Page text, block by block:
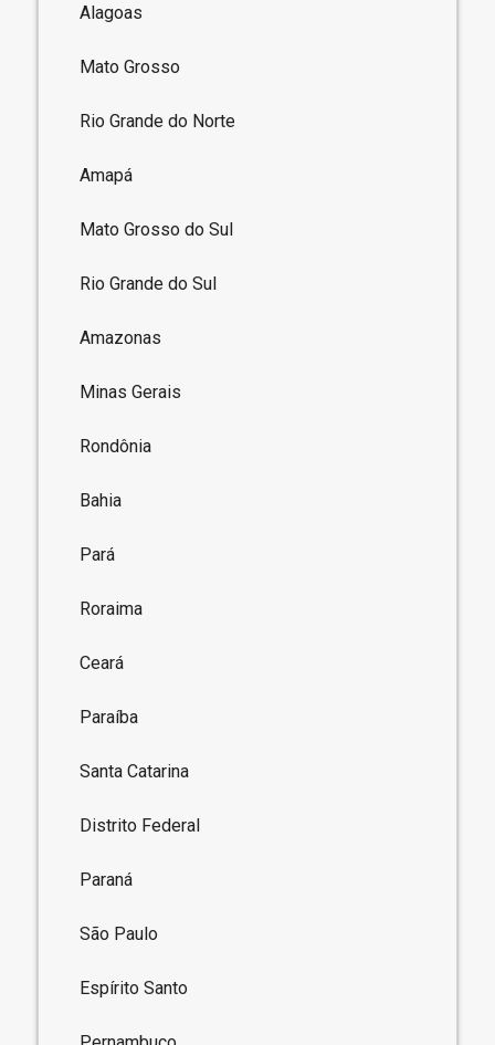
Alagoas
Mato Grosso
Rio Grande do Norte
Amapá
Mato Grosso do Sul
Rio Grande do Sul
Amazonas
Minas Gerais
Rondônia
Bahia
Pará
Roraima
Ceará
Paraíba
Santa Catarina
Distrito Federal
Paraná
São Paulo
Espírito Santo